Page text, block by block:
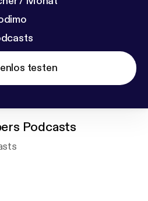
testen
Podcasts